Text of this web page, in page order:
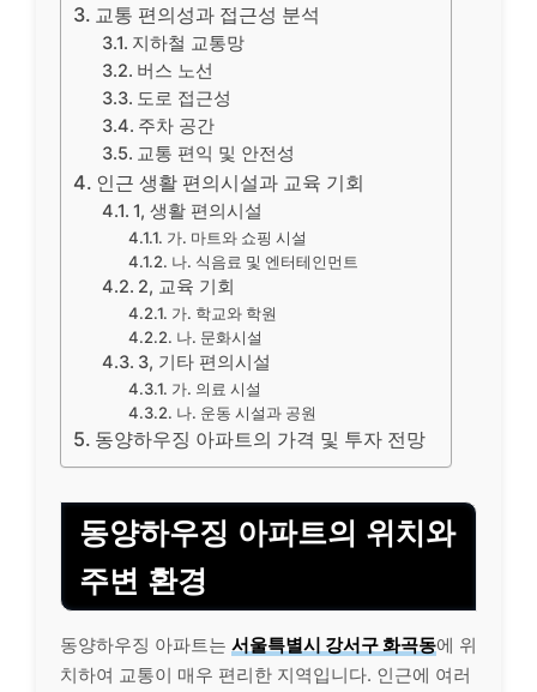
교통 편의성과 접근성 분석
지하철 교통망
버스 노선
도로 접근성
주차 공간
교통 편익 및 안전성
인근 생활 편의시설과 교육 기회
1, 생활 편의시설
가. 마트와 쇼핑 시설
나. 식음료 및 엔터테인먼트
2, 교육 기회
가. 학교와 학원
나. 문화시설
3, 기타 편의시설
가. 의료 시설
나. 운동 시설과 공원
동양하우징 아파트의 가격 및 투자 전망
동양하우징 아파트의 위치와
주변 환경
동양하우징 아파트는 서울특별시 강서구 화곡동에 위
치하여 교통이 매우 편리한 지역입니다. 인근에 여러